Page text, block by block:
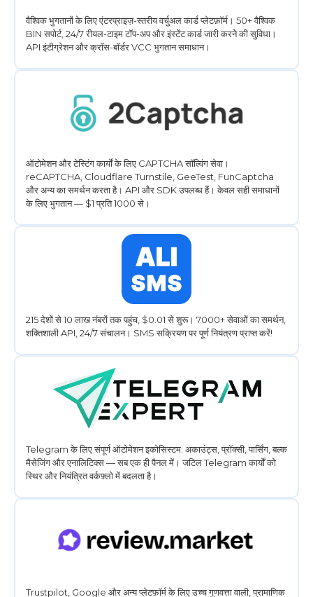
वैश्विक भुगतानों के लिए एंटरप्राइज़-स्तरीय वर्चुअल कार्ड प्लेटफ़ॉर्म। 50+ वैश्विक
BIN सपोर्ट, 24/7 रीयल-टाइम टॉप-अप और इंस्टेंट कार्ड जारी करने की सुविधा।
API इंटीग्रेशन और क्रॉस-बॉर्डर VCC भुगतान समाधान।
ऑटोमेशन और टेस्टिंग कार्यों के लिए CAPTCHA सॉल्विंग सेवा।
reCAPTCHA, Cloudflare Turnstile, GeeTest, FunCaptcha
और अन्य का समर्थन करता है। API और SDK उपलब्ध हैं। केवल सही समाधानों
के लिए भुगतान — $1 प्रति 1000 से।
215 देशों से 10 लाख नंबरों तक पहुंच, $0.01 से शुरू। 7000+ सेवाओं का समर्थन,
शक्तिशाली API, 24/7 संचालन। SMS सक्रियण पर पूर्ण नियंत्रण प्राप्त करें!
Telegram के लिए संपूर्ण ऑटोमेशन इकोसिस्टम: अकाउंट्स, प्रॉक्सी, पार्सिंग, बल्क
मैसेजिंग और एनालिटिक्स — सब एक ही पैनल में। जटिल Telegram कार्यों को
स्थिर और नियंत्रित वर्कफ़्लो में बदलता है।
Trustpilot, Google और अन्य प्लेटफ़ॉर्म के लिए उच्च गुणवत्ता वाली, प्रामाणिक